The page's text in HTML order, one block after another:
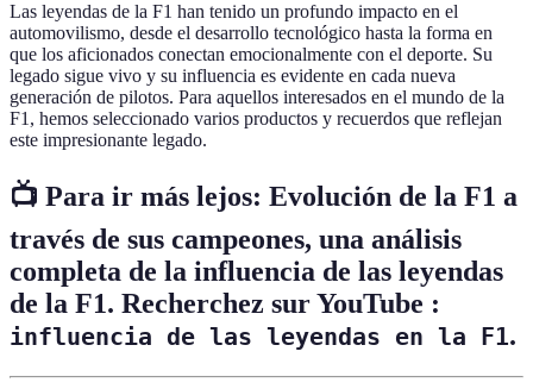
Las leyendas de la F1 han tenido un profundo impacto en el
automovilismo, desde el desarrollo tecnológico hasta la forma en
que los aficionados conectan emocionalmente con el deporte. Su
legado sigue vivo y su influencia es evidente en cada nueva
generación de pilotos. Para aquellos interesados en el mundo de la
F1, hemos seleccionado varios productos y recuerdos que reflejan
este impresionante legado.
📺 Para ir más lejos: Evolución de la F1 a
través de sus campeones, una análisis
completa de la influencia de las leyendas
de la F1. Recherchez sur YouTube :
influencia de las leyendas en la F1.